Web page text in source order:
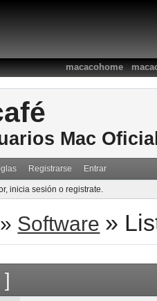
macacohome:
Mac
Registrarse Entrar
inicia sesión o registrate.
» Software »
]